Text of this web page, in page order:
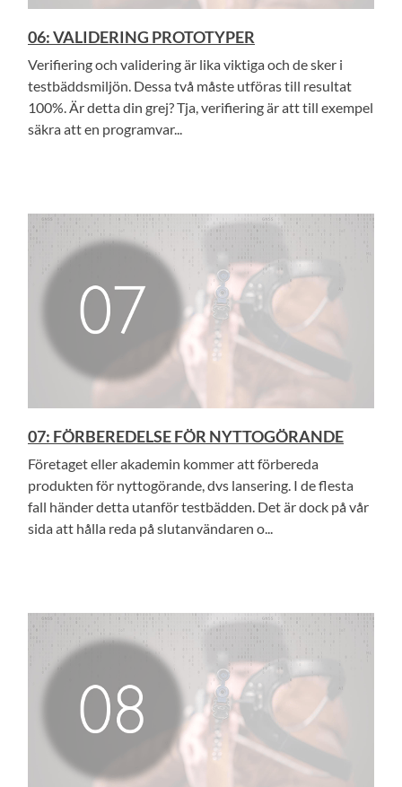
06: VALIDERING PROTOTYPER
Verifiering och validering är lika viktiga och de sker i
testbäddsmiljön. Dessa två måste utföras till resultat
100%. Är detta din grej? Tja, verifiering är att till exempel
säkra att en programvar...
07: FÖRBEREDELSE FÖR NYTTOGÖRANDE
Företaget eller akademin kommer att förbereda
produkten för nyttogörande, dvs lansering. I de flesta
fall händer detta utanför testbädden. Det är dock på vår
sida att hålla reda på slutanvändaren o...